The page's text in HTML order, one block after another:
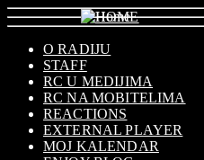
O RADIJU
STAFF
RC U MEDIJIMA
RC NA MOBITELIMA
REACTIONS
EXTERNAL PLAYER
MOJ KALENDAR